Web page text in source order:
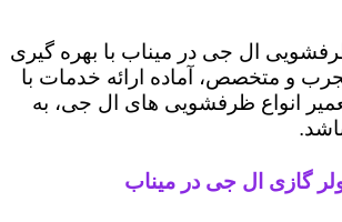
ال جی در میناب با بهره گیری
و متخصص، آماده ارائه خدمات با
انواع ظرفشویی های ال جی، به
گازی ال جی در میناب